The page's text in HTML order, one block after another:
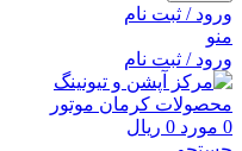
ورود / ثبت نام
منو
ورود / ثبت نام
0 مورد 0 ریال